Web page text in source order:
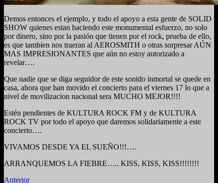
Demos entonces el ejemplo, y todo el apoyo a esta gente de SOLID
SHOW quienes estan haciendo este monumental esfuerzo, no solo
por dinero, sino por la pasión que tienen por el rock, prueba de ello,
es que tambien nos traeran al AEROSMITH o otras sorpresar AÚN
MAS IMPRESIONANTES que aún no estoy autorizado a
revelar….
Que nadie que se diga seguidor de este sonido inmortal se quede en
casa, ahora que han movido el concierto para el viernes 17 lo que a
nivel de movilizacion nacional sera MUCHO MEJOR!!!!
Estén pendientes de KULTURA ROCK FM y de KULTURA
ROCK TV por todo el apoyo que daremos solidariamente a este
concierto….
VIVAMOS DESDE YA EL SUEÑO!!!….
ARRANQUEMOS LA FIEBRE….. KISS, KISS, KISS!!!!!!!!
Anterior